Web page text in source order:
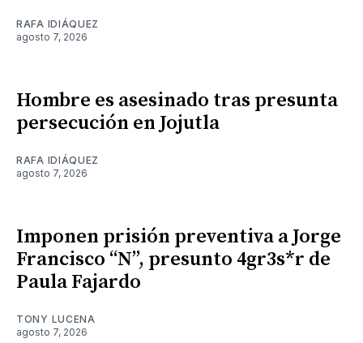
RAFA IDIÁQUEZ
agosto 7, 2026
Hombre es asesinado tras presunta
persecución en Jojutla
RAFA IDIÁQUEZ
agosto 7, 2026
Imponen prisión preventiva a Jorge
Francisco “N”, presunto 4gr3s*r de
Paula Fajardo
TONY LUCENA
agosto 7, 2026